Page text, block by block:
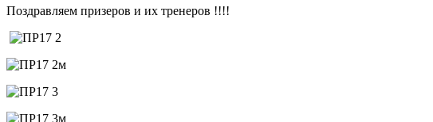
Поздравляем призеров и их тренеров !!!!